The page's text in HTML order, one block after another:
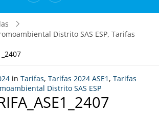
Distrito SAS ESP, Tarifas
in Tarifas, Tarifas 2024 ASE1 , Tarifas
Distrito SAS ESP